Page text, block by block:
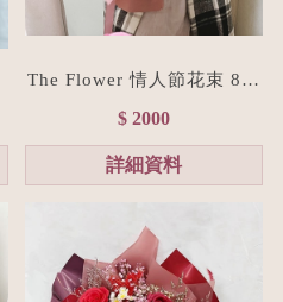
The Flower 情人節花束 8朵
粉玫瑰花束(台北花店/花禮
訂製)
$ 2000
詳細資料